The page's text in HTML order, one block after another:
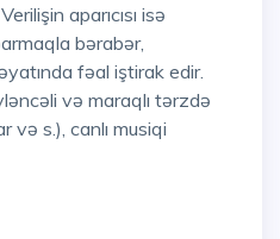
aparıcısı isə
bərabər,
fəal iştirak edir.
və maraqlı tərzdə
və s.), canlı musiqi